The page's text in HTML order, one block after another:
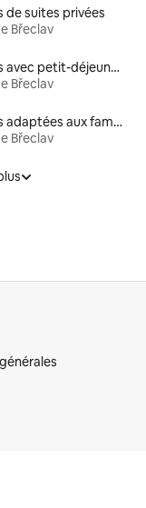
de suites privées
Břeclav
Locations avec petit-déjeuner
Břeclav
Locations adaptées aux familles
Břeclav